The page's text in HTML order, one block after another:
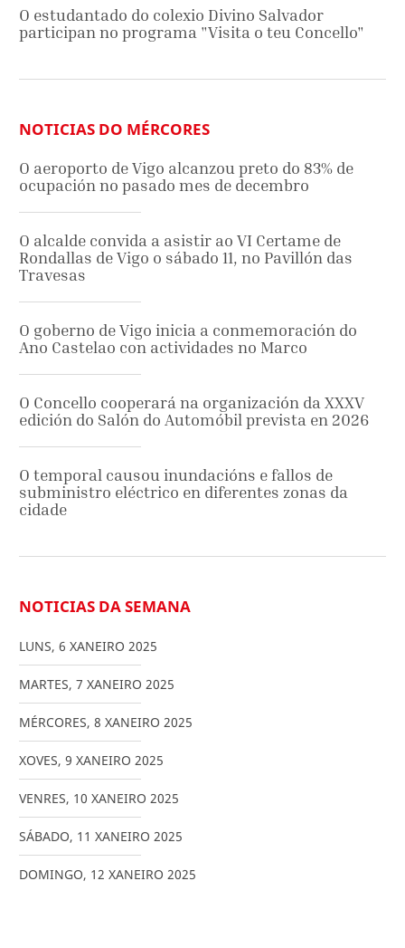
O estudantado do colexio Divino Salvador
participan no programa "Visita o teu Concello"
NOTICIAS DO MÉRCORES
O aeroporto de Vigo alcanzou preto do 83% de
ocupación no pasado mes de decembro
O alcalde convida a asistir ao VI Certame de
Rondallas de Vigo o sábado 11, no Pavillón das
Travesas
O goberno de Vigo inicia a conmemoración do
Ano Castelao con actividades no Marco
O Concello cooperará na organización da XXXV
edición do Salón do Automóbil prevista en 2026
O temporal causou inundacións e fallos de
subministro eléctrico en diferentes zonas da
cidade
NOTICIAS DA SEMANA
LUNS, 6 XANEIRO 2025
MARTES, 7 XANEIRO 2025
MÉRCORES, 8 XANEIRO 2025
XOVES, 9 XANEIRO 2025
VENRES, 10 XANEIRO 2025
SÁBADO, 11 XANEIRO 2025
DOMINGO, 12 XANEIRO 2025